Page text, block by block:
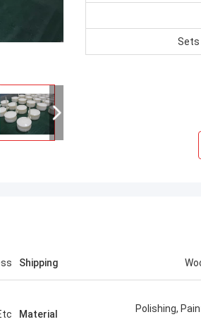
Shipping
Polishing,
Material